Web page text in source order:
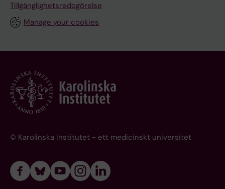
Tillgänglighetsredogörelse
Manage your cookies
© Karolinska Institutet - ett medicinskt universitet